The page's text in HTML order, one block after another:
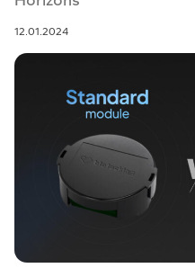
12.01.2024